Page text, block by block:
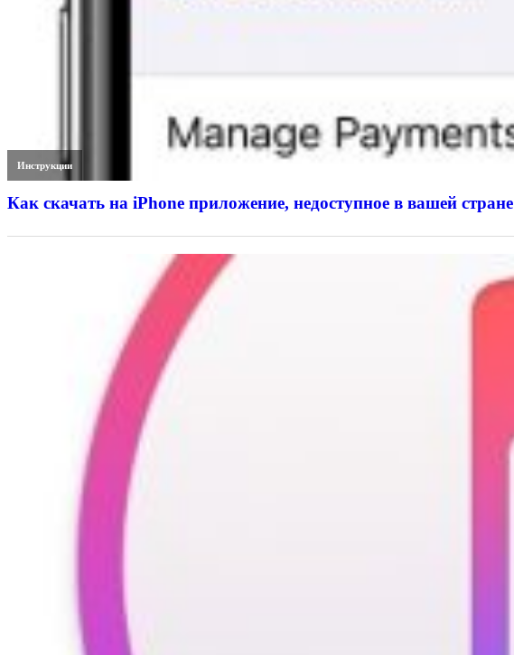
Инструкции
Как скачать на iPhone приложение, недоступное в вашей стране